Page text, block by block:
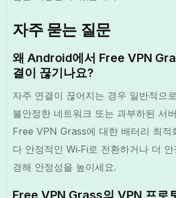
자주 묻는 질문
왜 Android에서 Free VPN
결이 끊기나요?
자주 연결이 끊어지는 경우 일반적으
불안정한 네트워크 또는 과부하된 서
Free VPN Grass에 대한 배터리 최적
다 안정적인 Wi‑Fi로 전환하거나 더
경해 안정성을 높이세요.
Free VPN Grass의 VPN 프로